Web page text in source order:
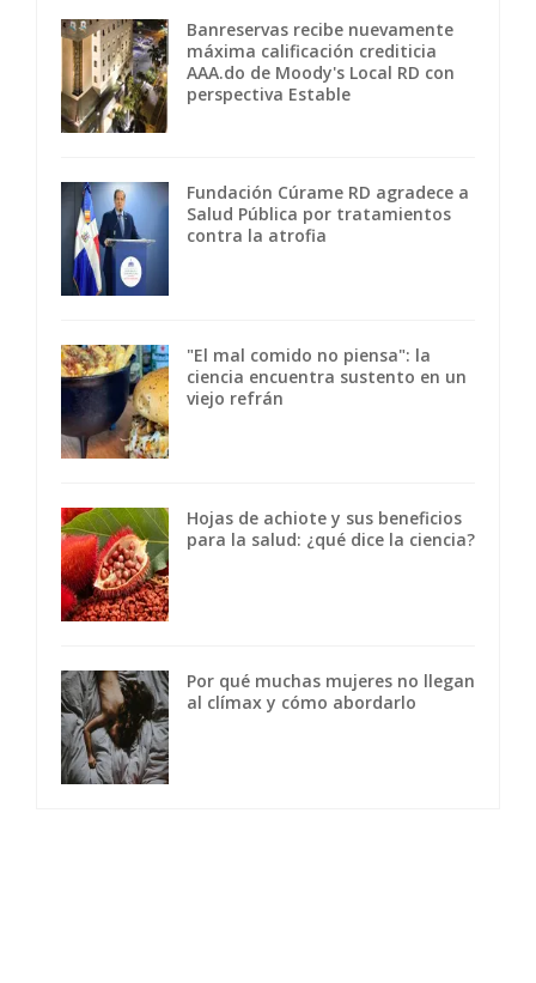
Banreservas recibe nuevamente
máxima calificación crediticia
AAA.do de Moody's Local RD con
perspectiva Estable
Fundación Cúrame RD agradece a
Salud Pública por tratamientos
contra la atrofia
"El mal comido no piensa": la
ciencia encuentra sustento en un
viejo refrán
Hojas de achiote y sus beneficios
para la salud: ¿qué dice la ciencia?
Por qué muchas mujeres no llegan
al clímax y cómo abordarlo